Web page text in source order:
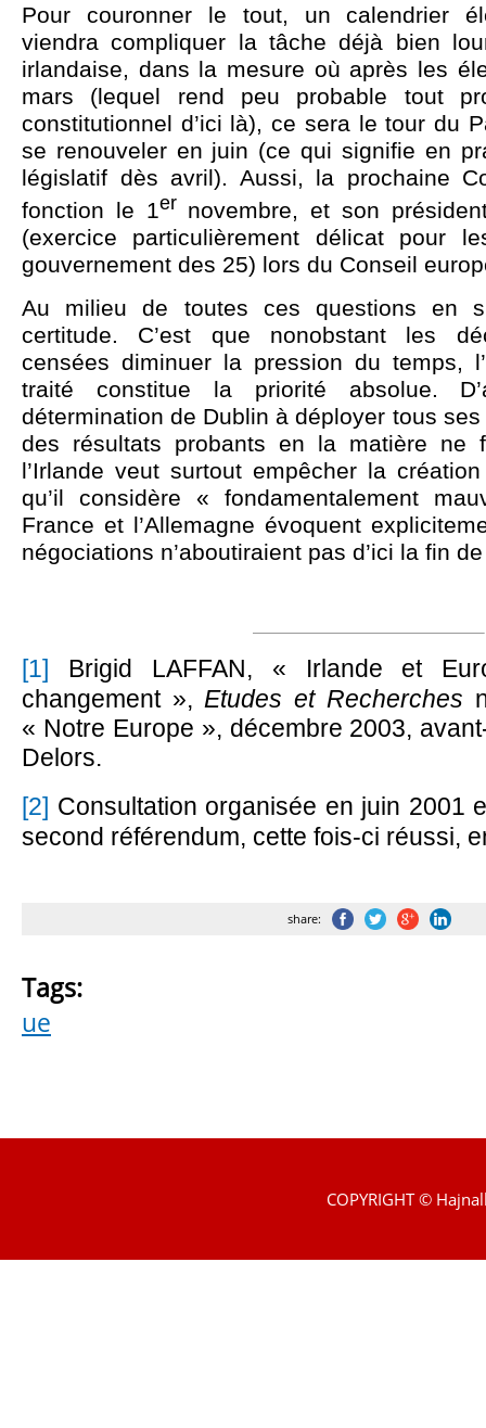
Pour couronner le tout, un calendrier
viendra compliquer la tâche déjà bien
irlandaise, dans la mesure où après les
mars (lequel rend peu probable tout
constitutionnel d’ici là), ce sera le tour du
se renouveler en juin (ce qui signifie en
législatif dès avril). Aussi, la prochaine
fonction le 1er novembre, et son
(exercice particulièrement délicat pour
gouvernement des 25) lors du Conseil
Au milieu de toutes ces questions en
certitude. C’est que nonobstant les
censées diminuer la pression du temps,
traité constitue la priorité absolue.
détermination de Dublin à déployer tous
des résultats probants en la matière ne
l’Irlande veut surtout empêcher la
qu’il considère « fondamentalement
France et l’Allemagne évoquent
négociations n’aboutiraient pas d’ici la fin de
[1] Brigid LAFFAN, « Irlande et
changement », Etudes et Recherches
« Notre Europe », décembre 2003,
Delors.
[2] Consultation organisée en juin 2001
second référendum, cette fois-ci réussi,
share:
Tags:
ue
COPYRIGHT ©